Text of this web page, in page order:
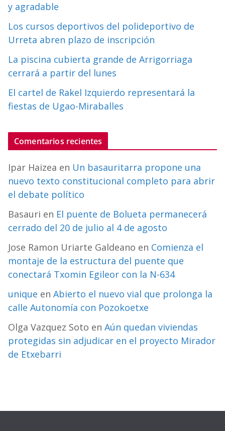
y agradable
Los cursos deportivos del polideportivo de
Urreta abren plazo de inscripción
La piscina cubierta grande de Arrigorriaga
cerrará a partir del lunes
El cartel de Rakel Izquierdo representará la
fiestas de Ugao-Miraballes
Comentarios recientes
Ipar Haizea en Un basauritarra propone una
nuevo texto constitucional completo para abrir
el debate político
Basauri en El puente de Bolueta permanecerá
cerrado del 20 de julio al 4 de agosto
Jose Ramon Uriarte Galdeano en Comienza el
montaje de la estructura del puente que
conectará Txomin Egileor con la N-634
unique en Abierto el nuevo vial que prolonga la
calle Autonomía con Pozokoetxe
Olga Vazquez Soto en Aún quedan viviendas
protegidas sin adjudicar en el proyecto Mirador
de Etxebarri